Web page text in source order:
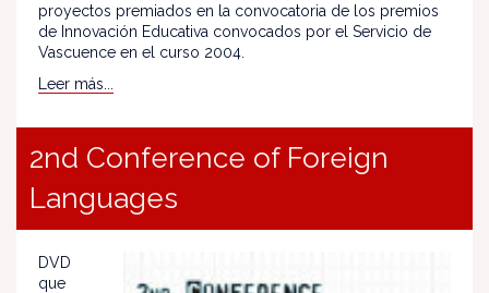
proyectos premiados en la convocatoria de los premios
de Innovación Educativa convocados por el Servicio de
Vascuence en el curso 2004.
Leer más...
2nd Conference of Foreign
Languages
DVD
que